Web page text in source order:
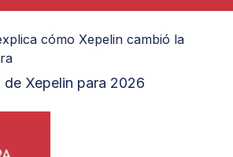
cómo Xepelin cambió la
de Xepelin para 2026